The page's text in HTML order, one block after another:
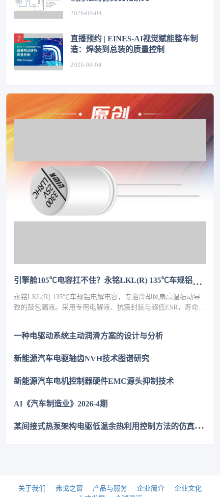
2026-08-04
直播预约 | EINES-AI视觉赋能整车制
造：焊装到总装的质量控制
2026-08-04
引擎舱105℃电容扛不住？永铭LKL(R) 135℃车规铝电解电容，破解冷却风扇高温振动失效难题
永铭LKL(R) 135℃车规铝电解电容，专治冷却风扇高温振动导
致的鼓包漏液。采用专用电解液、抗震封装与超低ESR，寿命超
近零，全生命周期成本优势显著，助力国产化替代。
一种电驱动系统主动润滑方案的设计与分析
新能源汽车电驱轴齿NVH技术图谱研究
新能源汽车电机控制器硬件EMC源头抑制技术
AI《汽车制造业》2026-4期
某
间接式热泵架构电驱低温余热利用控制方法的仿真优化研究
关于我们 弗戈之窗 产品与服务 企业简介
企业文化